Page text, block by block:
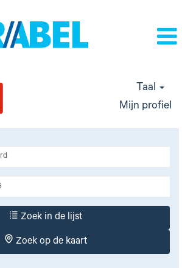
Taal
Mijn profiel
Zoek in de lijst
Zoek op de kaart